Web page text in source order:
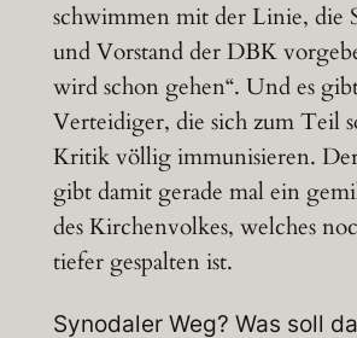
schwimmen mit der Linie, die
und Vorstand der DBK
wird schon gehen“. Und es
Verteidiger, die sich zum Teil
Kritik völlig immunisieren.
gibt damit gerade mal ein
des Kirchenvolkes, welches
tiefer gespalten ist.
Synodaler Weg? Was soll